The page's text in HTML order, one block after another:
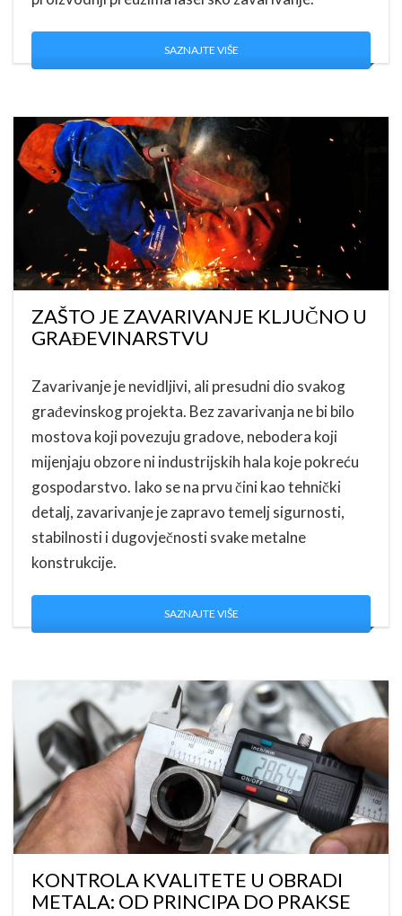
SAZNAJTE VIŠE
ZAŠTO JE ZAVARIVANJE KLJUČNO U
GRAĐEVINARSTVU
Zavarivanje je nevidljivi, ali presudni dio svakog
građevinskog projekta. Bez zavarivanja ne bi bilo
mostova koji povezuju gradove, nebodera koji
mijenjaju obzore ni industrijskih hala koje pokreću
gospodarstvo. Iako se na prvu čini kao tehnički
detalj, zavarivanje je zapravo temelj sigurnosti,
stabilnosti i dugovječnosti svake metalne
konstrukcije.
SAZNAJTE VIŠE
KONTROLA KVALITETE U OBRADI
METALA: OD PRINCIPA DO PRAKSE